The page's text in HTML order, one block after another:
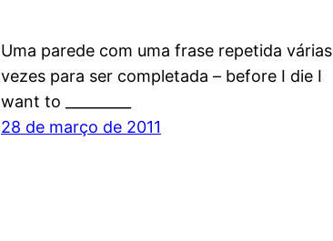
Uma parede com uma frase repetida várias
vezes para ser completada – before I die I
want to _________
28 de março de 2011